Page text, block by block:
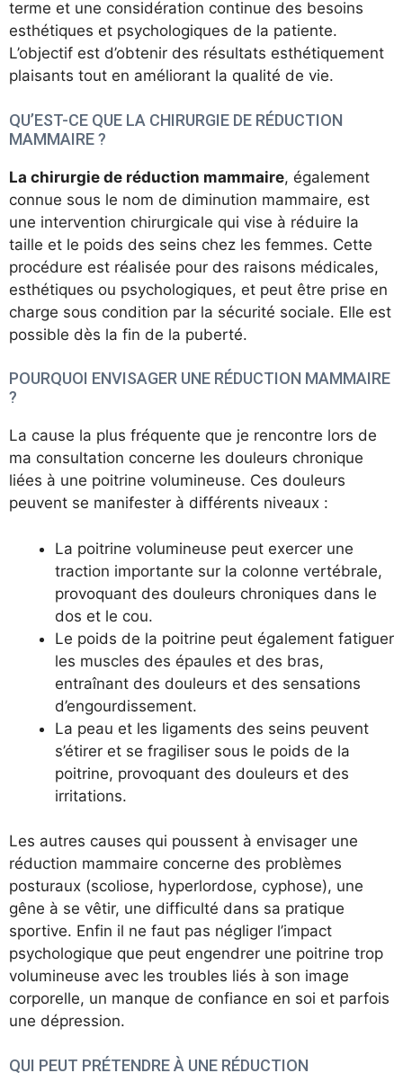
terme et une considération continue des besoins
esthétiques et psychologiques de la patiente.
L’objectif est d’obtenir des résultats esthétiquement
plaisants tout en améliorant la qualité de vie.
QU’EST-CE QUE LA CHIRURGIE DE RÉDUCTION
MAMMAIRE ?
La chirurgie de réduction mammaire, également
connue sous le nom de diminution mammaire, est
une intervention chirurgicale qui vise à réduire la
taille et le poids des seins chez les femmes. Cette
procédure est réalisée pour des raisons médicales,
esthétiques ou psychologiques, et peut être prise en
charge sous condition par la sécurité sociale. Elle est
possible dès la fin de la puberté.
POURQUOI ENVISAGER UNE RÉDUCTION MAMMAIRE
?
La cause la plus fréquente que je rencontre lors de
ma consultation concerne les douleurs chronique
liées à une poitrine volumineuse. Ces douleurs
peuvent se manifester à différents niveaux :
La poitrine volumineuse peut exercer une
traction importante sur la colonne vertébrale,
provoquant des douleurs chroniques dans le
dos et le cou.
Le poids de la poitrine peut également fatiguer
les muscles des épaules et des bras,
entraînant des douleurs et des sensations
d’engourdissement.
La peau et les ligaments des seins peuvent
s’étirer et se fragiliser sous le poids de la
poitrine, provoquant des douleurs et des
irritations.
Les autres causes qui poussent à envisager une
réduction mammaire concerne des problèmes
posturaux (scoliose, hyperlordose, cyphose), une
gêne à se vêtir, une difficulté dans sa pratique
sportive. Enfin il ne faut pas négliger l’impact
psychologique que peut engendrer une poitrine trop
volumineuse avec les troubles liés à son image
corporelle, un manque de confiance en soi et parfois
une dépression.
QUI PEUT PRÉTENDRE À UNE RÉDUCTION